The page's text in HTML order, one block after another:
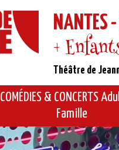
+
Théâtre de
COMÉDIES & CONCERTS
Famille